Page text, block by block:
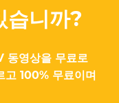
습니까?
영상을 무료로
고 100% 무료이며